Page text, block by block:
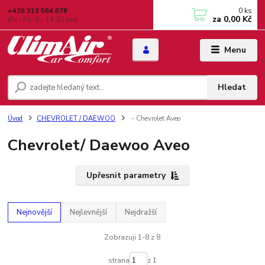
Menu
Hledat
+420 313 564 078
(Po - Pá: 6 - 14:30 hod)
0 ks
za 0,00 Kč
Úvod CHEVROLET / DAEWOO - Chevrolet Aveo
Chevrolet/ Daewoo Aveo
Upřesnit parametry
Nejnovější Nejlevnější Nejdražší
Zobrazuji 1-8 z 8
strana z 1